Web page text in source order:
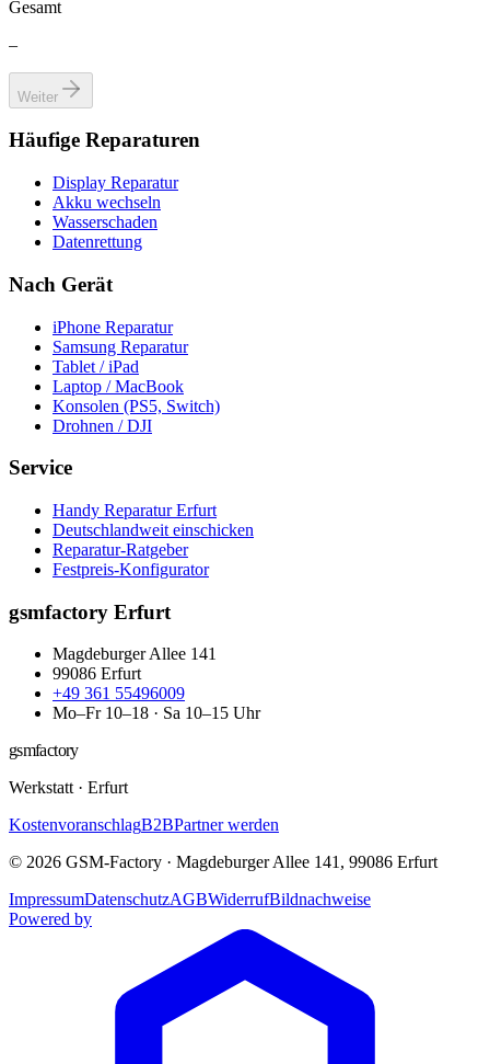
Gesamt
–
Weiter
Häufige Reparaturen
Display Reparatur
Akku wechseln
Wasserschaden
Datenrettung
Nach Gerät
iPhone Reparatur
Samsung Reparatur
Tablet / iPad
Laptop / MacBook
Konsolen (PS5, Switch)
Drohnen / DJI
Service
Handy Reparatur Erfurt
Deutschlandweit einschicken
Reparatur-Ratgeber
Festpreis-Konfigurator
gsmfactory Erfurt
Magdeburger Allee 141
99086 Erfurt
+49 361 55496009
Mo–Fr 10–18 · Sa 10–15 Uhr
gsmfactory
Werkstatt· Erfurt
KostenvoranschlagB2BPartner werden
© 2026 GSM-Factory · Magdeburger Allee 141, 99086 Erfurt
ImpressumDatenschutzAGBWiderrufBildnachweise
Powered by